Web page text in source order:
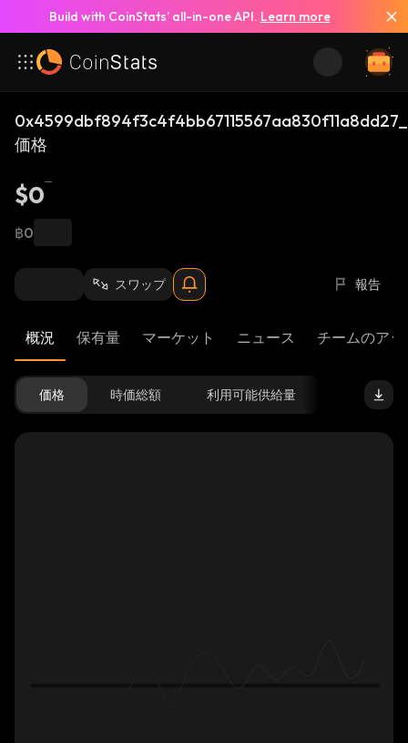
Build with CoinStats’ all-in-one API. Learn more
価格
$0
฿0
スワップ 報告
概況 保有量 マーケット ニュース チームのア
価格 時価総額 利用可能供給量